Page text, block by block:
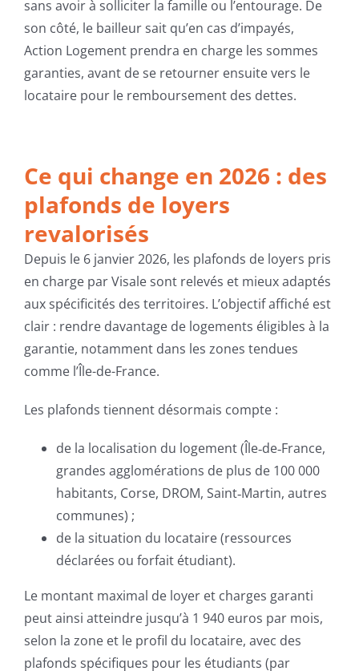
sans avoir à solliciter la famille ou l’entourage. De
son côté, le bailleur sait qu’en cas d’impayés,
Action Logement prendra en charge les sommes
garanties, avant de se retourner ensuite vers le
locataire pour le remboursement des dettes.
Ce qui change en 2026 : des
plafonds de loyers
revalorisés
Depuis le 6 janvier 2026, les plafonds de loyers pris
en charge par Visale sont relevés et mieux adaptés
aux spécificités des territoires. L’objectif affiché est
clair : rendre davantage de logements éligibles à la
garantie, notamment dans les zones tendues
comme l’Île-de-France.
Les plafonds tiennent désormais compte :
de la localisation du logement (Île‑de‑France,
grandes agglomérations de plus de 100 000
habitants, Corse, DROM, Saint‑Martin, autres
communes) ;
de la situation du locataire (ressources
déclarées ou forfait étudiant).
Le montant maximal de loyer et charges garanti
peut ainsi atteindre jusqu’à 1 940 euros par mois,
selon la zone et le profil du locataire, avec des
plafonds spécifiques pour les étudiants (par